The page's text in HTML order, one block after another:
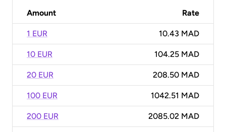
Amount Rate
1 EUR 10.43 MAD
10 EUR 104.25 MAD
20 EUR 208.50 MAD
100 EUR 1042.51 MAD
200 EUR 2085.02 MAD